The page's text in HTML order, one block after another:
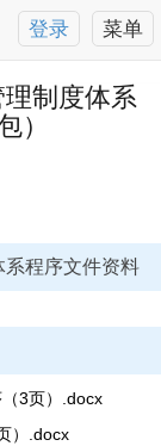
菜单
登录
制度体系
）
资料合集
系程序文件资料
3页）.docx
）.docx